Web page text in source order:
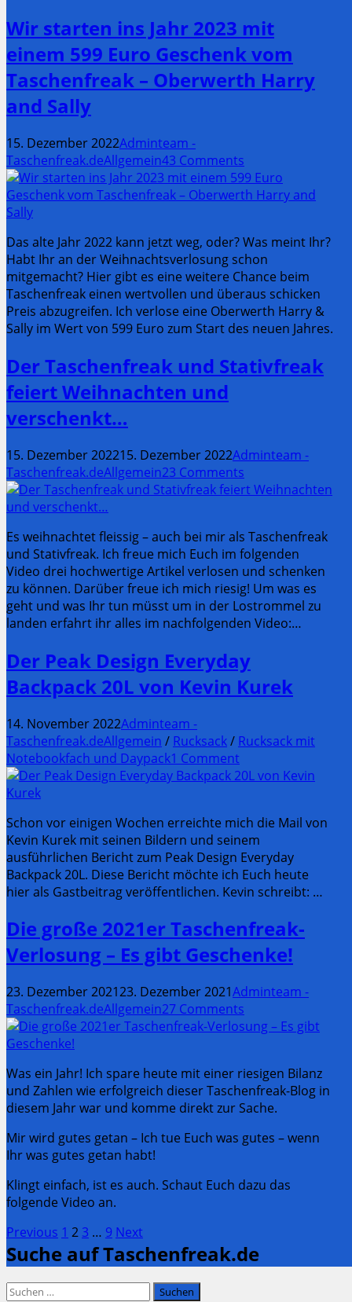
Wir starten ins Jahr 2023 mit
einem 599 Euro Geschenk vom
Taschenfreak – Oberwerth Harry
and Sally
15. Dezember 2022Adminteam -
Taschenfreak.deAllgemein43 Comments
Das alte Jahr 2022 kann jetzt weg, oder? Was meint Ihr?
Habt Ihr an der Weihnachtsverlosung schon
mitgemacht? Hier gibt es eine weitere Chance beim
Taschenfreak einen wertvollen und überaus schicken
Preis abzugreifen. Ich verlose eine Oberwerth Harry &
Sally im Wert von 599 Euro zum Start des neuen Jahres.
Der Taschenfreak und Stativfreak
feiert Weihnachten und
verschenkt…
15. Dezember 202215. Dezember 2022Adminteam -
Taschenfreak.deAllgemein23 Comments
Es weihnachtet fleissig – auch bei mir als Taschenfreak
und Stativfreak. Ich freue mich Euch im folgenden
Video drei hochwertige Artikel verlosen und schenken
zu können. Darüber freue ich mich riesig! Um was es
geht und was Ihr tun müsst um in der Lostrommel zu
landen erfahrt ihr alles im nachfolgenden Video:…
Der Peak Design Everyday
Backpack 20L von Kevin Kurek
14. November 2022Adminteam -
Taschenfreak.deAllgemein / Rucksack/ Rucksack mit
Notebookfach und Daypack1 Comment
Schon vor einigen Wochen erreichte mich die Mail von
Kevin Kurek mit seinen Bildern und seinem
ausführlichen Bericht zum Peak Design Everyday
Backpack 20L. Diese Bericht möchte ich Euch heute
hier als Gastbeitrag veröffentlichen. Kevin schreibt: …
Die große 2021er Taschenfreak-
Verlosung – Es gibt Geschenke!
23. Dezember 202123. Dezember 2021Adminteam -
Taschenfreak.deAllgemein27 Comments
Was ein Jahr! Ich spare heute mit einer riesigen Bilanz
und Zahlen wie erfolgreich dieser Taschenfreak-Blog in
diesem Jahr war und komme direkt zur Sache.
Mir wird gutes getan – Ich tue Euch was gutes – wenn
Ihr was gutes getan habt!
Klingt einfach, ist es auch. Schaut Euch dazu das
folgende Video an.
Seitennummerierung
der
Beiträge
Previous Page
1 Page
2 Page
3 … Page
9 Next
Suche auf Taschenfreak.de
Suchen